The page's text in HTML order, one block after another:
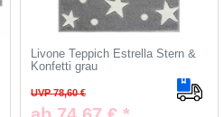
Livone Teppich Estrella Stern &
Konfetti grau
UVP 78,60 €